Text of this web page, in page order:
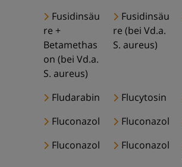
Fusidinsäu
re +
Betamethas
on (bei Vd.a.
S. aureus)
Fusidinsäu
re (bei Vd.a.
S. aureus)
Fludarabin Flucytosin
Fluconazol
Fluconazol
Fluconazol
Fluconazol